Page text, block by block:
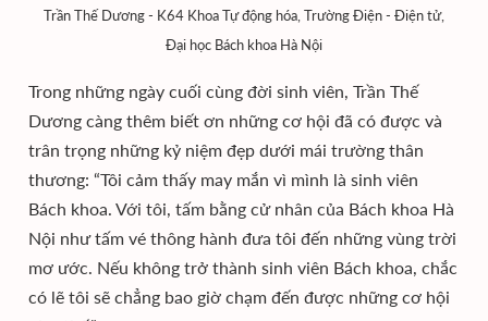
Trần Thế Dương - K64 Khoa Tự động hóa, Trường Điện - Điện tử,
Đại học Bách khoa Hà Nội
Trong những ngày cuối cùng đời sinh viên, Trần Thế
Dương càng thêm biết ơn những cơ hội đã có được và
trân trọng những kỷ niệm đẹp dưới mái trường thân
thương: “Tôi cảm thấy may mắn vì mình là sinh viên
Bách khoa. Với tôi, tấm bằng cử nhân của Bách khoa Hà
Nội như tấm vé thông hành đưa tôi đến những vùng trời
mơ ước. Nếu không trở thành sinh viên Bách khoa, chắc
có lẽ tôi sẽ chẳng bao giờ chạm đến được những cơ hội